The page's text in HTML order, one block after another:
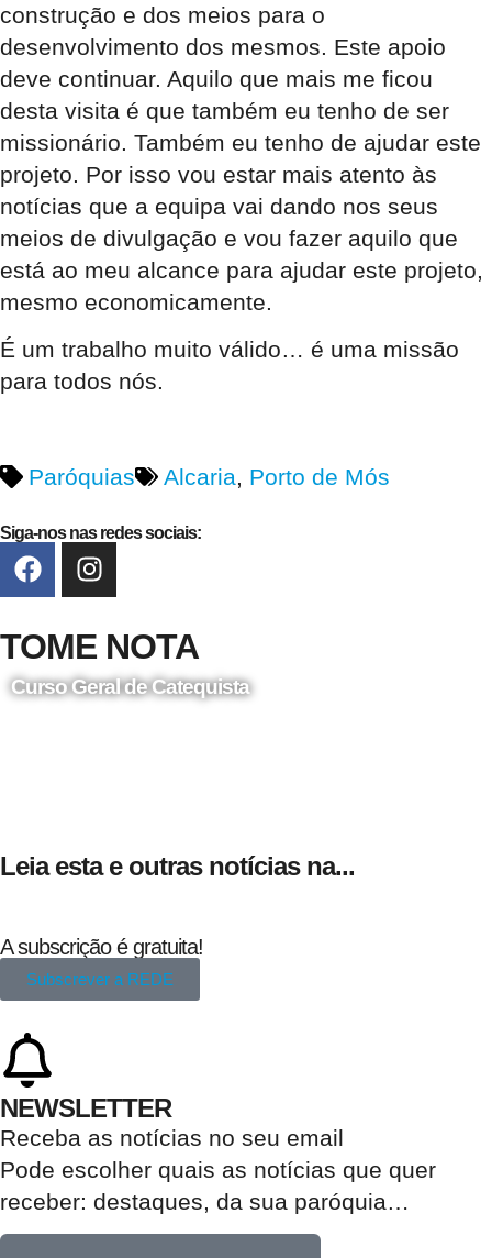
construção e dos meios para o
desenvolvimento dos mesmos. Este apoio
deve continuar. Aquilo que mais me ficou
desta visita é que também eu tenho de ser
missionário. Também eu tenho de ajudar este
projeto. Por isso vou estar mais atento às
notícias que a equipa vai dando nos seus
meios de divulgação e vou fazer aquilo que
está ao meu alcance para ajudar este projeto,
mesmo economicamente.
É um trabalho muito válido… é uma missão
para todos nós.
Paróquias Alcaria, Porto de Mós
Siga-nos nas redes sociais:
TOME NOTA
Curso Geral de Catequista
Leia esta e outras notícias na...
A subscrição é gratuita!
Subscrever a REDE
NEWSLETTER
Receba as notícias no seu email​
Pode escolher quais as notícias que quer
receber: destaques, da sua paróquia…